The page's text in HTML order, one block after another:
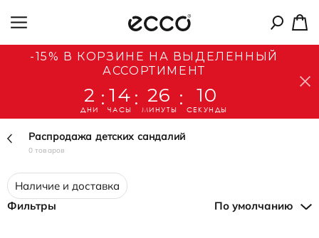
-15% В КОРЗИНЕ НА ВЫДЕЛЕННЫЙ
АССОРТИМЕНТ
2
ДНИ
: 14
ЧАСЫ
: 26
МИНУТЫ
: 10
СЕКУНДЫ
Распродажа детских сандалий
0 товаров
Наличие и доставка
Фильтры
По умолчанию